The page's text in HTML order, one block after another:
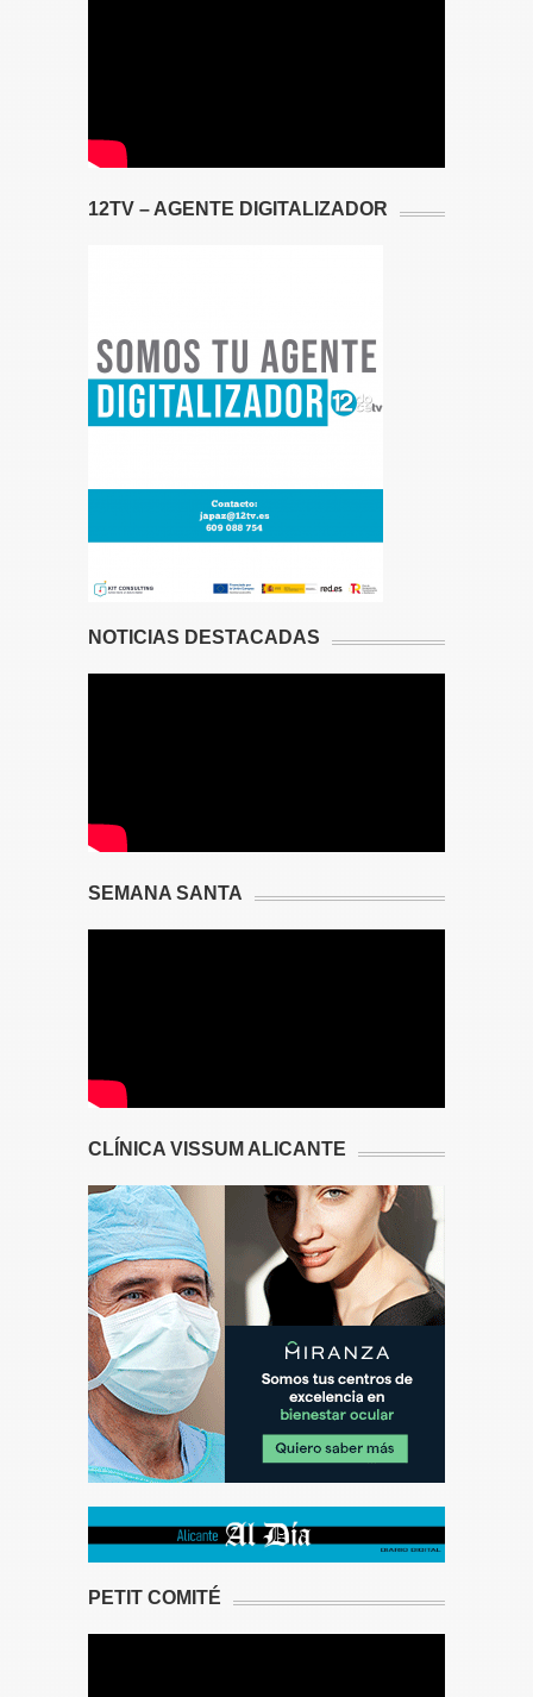
12TV – AGENTE DIGITALIZADOR
NOTICIAS DESTACADAS
SEMANA SANTA
CLÍNICA VISSUM ALICANTE
PETIT COMITÉ